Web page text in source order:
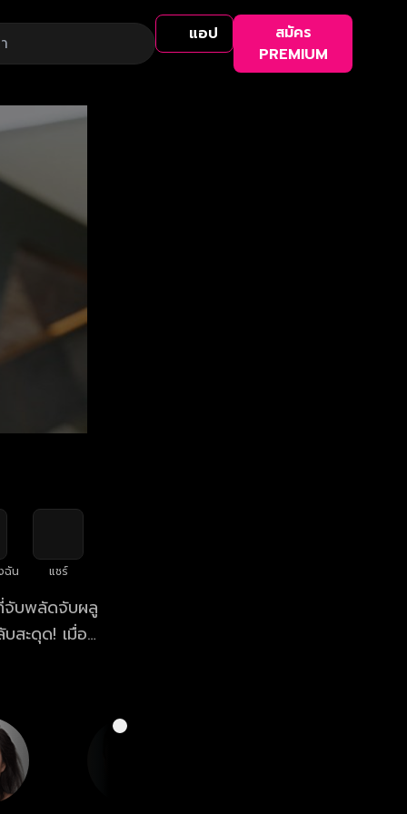
แอป
สมัคร
PREMIUM
ฉัน แชร์
จับพลัดจับผลู
สะดุด! เมื่อ
าน และ แปม